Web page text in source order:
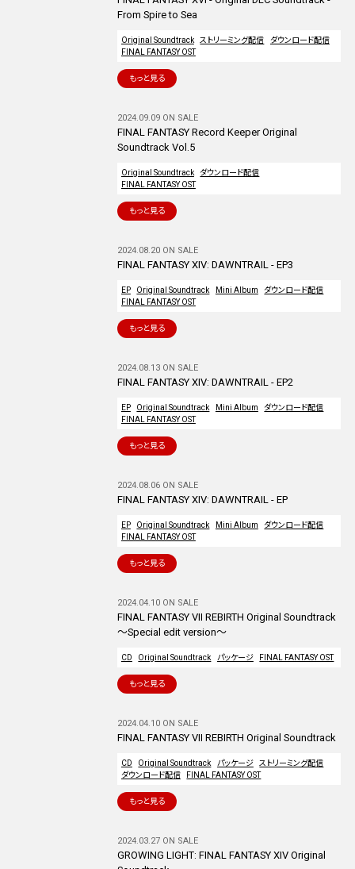
From Spire to Sea
Original Soundtrack ストリーミング配信
ダウンロード配信
FINAL FANTASY OST
もっと見る
2024.09.09 ON SALE
FINAL FANTASY Record Keeper Original
Soundtrack Vol.5
Original Soundtrack
ダウンロード配信
FINAL FANTASY OST
もっと見る
2024.08.20 ON SALE
FINAL FANTASY XIV: DAWNTRAIL - EP3
EP Original Soundtrack Mini Album
ダウンロード配信
FINAL FANTASY OST
もっと見る
2024.08.13 ON SALE
FINAL FANTASY XIV: DAWNTRAIL - EP2
EP Original Soundtrack Mini Album
ダウンロード配信
FINAL FANTASY OST
もっと見る
2024.08.06 ON SALE
FINAL FANTASY XIV: DAWNTRAIL - EP
EP Original Soundtrack Mini Album
ダウンロード配信
FINAL FANTASY OST
もっと見る
2024.04.10 ON SALE
FINAL FANTASY VII REBIRTH Original Soundtrack
～Special edit version～
CD Original Soundtrack パッケージ FINAL FANTASY OST
もっと見る
2024.04.10 ON SALE
FINAL FANTASY VII REBIRTH Original Soundtrack
CD Original Soundtrack パッケージ
ストリーミング配信
ダウンロード配信
FINAL FANTASY OST
もっと見る
2024.03.27 ON SALE
GROWING LIGHT: FINAL FANTASY XIV Original